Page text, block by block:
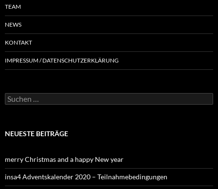
TEAM
NEWS
KONTAKT
IMPRESSUM / DATENSCHUTZERKLÄRUNG
NEUESTE BEITRÄGE
merry Christmas and a happy New year
insa4 Adventskalender 2020 – Teilnahmebedingungen